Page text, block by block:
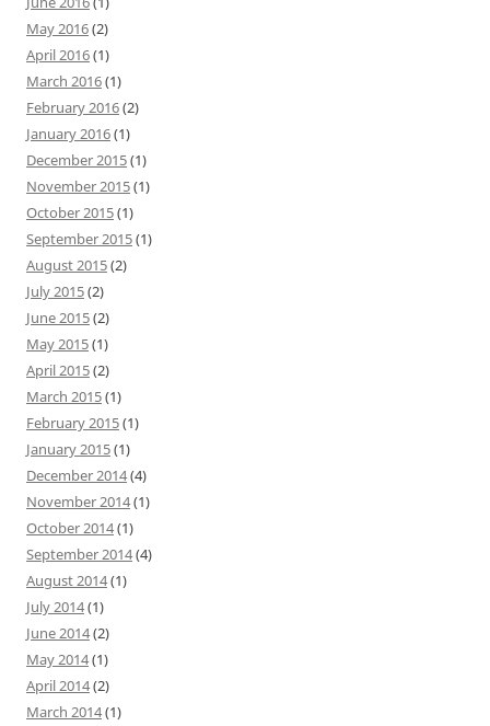
May 2016(2)
April 2016(1)
March 2016(1)
February 2016(2)
January 2016(1)
December 2015(1)
November 2015(1)
October 2015(1)
September 2015(1)
August 2015(2)
July 2015(2)
June 2015(2)
May 2015(1)
April 2015(2)
March 2015(1)
February 2015(1)
January 2015(1)
December 2014(4)
November 2014(1)
October 2014(1)
September 2014(4)
August 2014(1)
July 2014(1)
June 2014(2)
May 2014(1)
April 2014(2)
March 2014(1)